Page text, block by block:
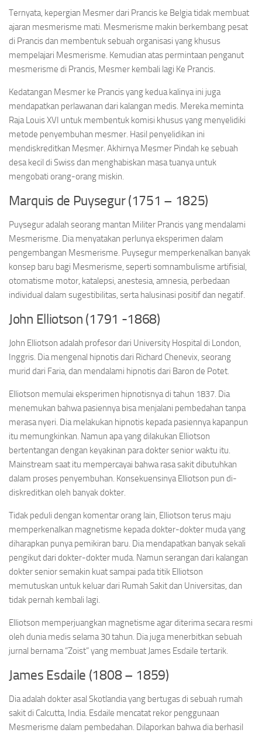
Ternyata, kepergian Mesmer dari Prancis ke Belgia tidak membuat
ajaran mesmerisme mati. Mesmerisme makin berkembang pesat
di Prancis dan membentuk sebuah organisasi yang khusus
mempelajari Mesmerisme. Kemudian atas permintaan penganut
mesmerisme di Prancis, Mesmer kembali lagi Ke Prancis.
Kedatangan Mesmer ke Prancis yang kedua kalinya ini juga
mendapatkan perlawanan dari kalangan medis. Mereka meminta
Raja Louis XVI untuk membentuk komisi khusus yang menyelidiki
metode penyembuhan mesmer. Hasil penyelidikan ini
mendiskreditkan Mesmer. Akhirnya Mesmer Pindah ke sebuah
desa kecil di Swiss dan menghabiskan masa tuanya untuk
mengobati orang-orang miskin.
Marquis de Puysegur (1751 – 1825)
Puysegur adalah seorang mantan Militer Prancis yang mendalami
Mesmerisme. Dia menyatakan perlunya eksperimen dalam
pengembangan Mesmerisme. Puysegur memperkenalkan banyak
konsep baru bagi Mesmerisme, seperti somnambulisme artifisial,
otomatisme motor, katalepsi, anestesia, amnesia, perbedaan
individual dalam sugestibilitas, serta halusinasi positif dan negatif.
John Elliotson (1791 -1868)
John Elliotson adalah profesor dari University Hospital di London,
Inggris. Dia mengenal hipnotis dari Richard Chenevix, seorang
murid dari Faria, dan mendalami hipnotis dari Baron de Potet.
Elliotson memulai eksperimen hipnotisnya di tahun 1837. Dia
menemukan bahwa pasiennya bisa menjalani pembedahan tanpa
merasa nyeri. Dia melakukan hipnotis kepada pasiennya kapanpun
itu memungkinkan. Namun apa yang dilakukan Elliotson
bertentangan dengan keyakinan para dokter senior waktu itu.
Mainstream saat itu mempercayai bahwa rasa sakit dibutuhkan
dalam proses penyembuhan. Konsekuensinya Elliotson pun di-
diskreditkan oleh banyak dokter.
Tidak peduli dengan komentar orang lain, Elliotson terus maju
memperkenalkan magnetisme kepada dokter-dokter muda yang
diharapkan punya pemikiran baru. Dia mendapatkan banyak sekali
pengikut dari dokter-dokter muda. Namun serangan dari kalangan
dokter senior semakin kuat sampai pada titik Elliotson
memutuskan untuk keluar dari Rumah Sakit dan Universitas, dan
tidak pernah kembali lagi.
Elliotson memperjuangkan magnetisme agar diterima secara resmi
oleh dunia medis selama 30 tahun. Dia juga menerbitkan sebuah
jurnal bernama “Zoist” yang membuat James Esdaile tertarik.
James Esdaile (1808 – 1859)
Dia adalah dokter asal Skotlandia yang bertugas di sebuah rumah
sakit di Calcutta, India. Esdaile mencatat rekor penggunaan
Mesmerisme dalam pembedahan. Dilaporkan bahwa dia berhasil